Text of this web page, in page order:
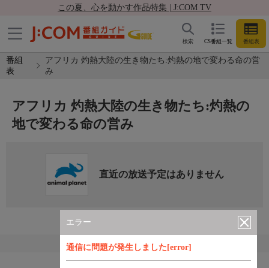
この夏、心を動かす作品特集 | J:COM TV
CS番組一覧 番組表
検索
番組
表
アフリカ 灼熱大陸の生き物たち:灼熱の地で変わる命の営
み
エラー
通信に問題が発生しました[error]
アフリカ 灼熱大陸の生き物たち:灼熱の
地で変わる命の営み
直近の放送予定はありません